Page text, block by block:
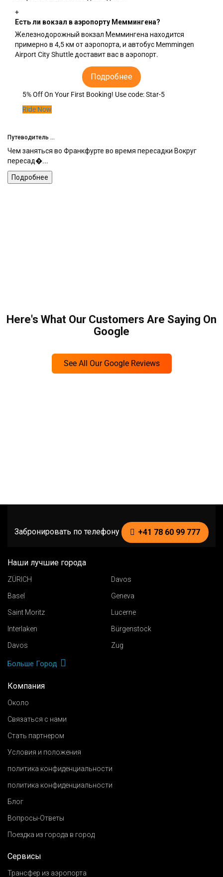
+
Есть ли вокзал в аэропорту Меммингена?
Железнодорожный вокзал Меммингена находится
примерно в 4,5 км от аэропорта, и автобус Memmingen
Airport City Shuttle доставит вас в аэропорт.
Подробнее
5% Off On Your First Booking! Use code:Star-5
Ride Now
Путеводитель ...
Чем заняться во Франкфурте во время пересадки Вокруг
пересад�...
Подробнее
Here's What Our Customers Are Saying On
Google
See All Our Google Reviews
Забронировать по телефону +41 78 60 99 777
Наши лучшие города
ZÜRICH Davos
Basel Geneva
Saint Moritz Lucerne
Interlaken Bürgenstock
Davos Zug
Больше Город
Компания
Около
Связаться с нами
Стать партнером
Условия и положения
политика конфиденциальности
политика конфиденциальности
Блог
Вопросы-Ответы
Поездка из города в город
Сервисы
Трансфер из аэропорта